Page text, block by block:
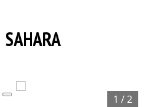
SAHARA
1 / 2